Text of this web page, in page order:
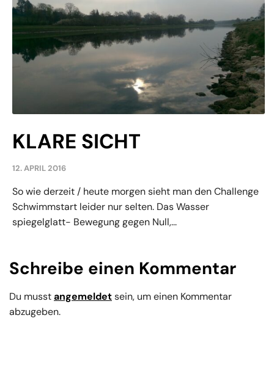
KLARE SICHT
12. APRIL 2016
So wie derzeit / heute morgen sieht man den Challenge
Schwimmstart leider nur selten. Das Wasser
spiegelglatt- Bewegung gegen Null,...
Schreibe einen Kommentar
Du musstangemeldetsein, um einen Kommentar
abzugeben.